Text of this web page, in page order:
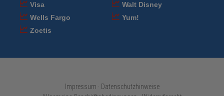
Visa
Walt Disney
Wells Fargo
Yum!
Zoetis
Impressum · Datenschutzhinweise